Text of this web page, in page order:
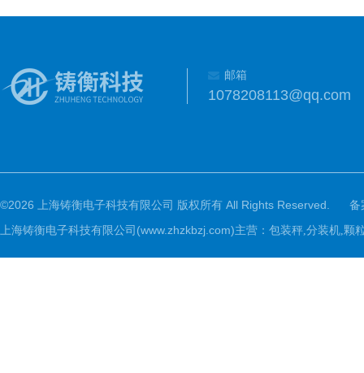
邮箱
1078208113@qq.com
©2026 上海铸衡电子科技有限公司 版权所有 All Rights Reserved.
备
上海铸衡电子科技有限公司(www.zhzkbzj.com)主营： 包装秤,分装机,颗